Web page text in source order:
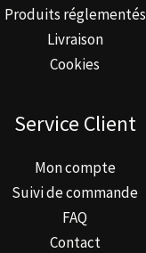
Produits réglementés
Livraison
Cookies
Service Client
Mon compte
Suivi de commande
FAQ
Contact